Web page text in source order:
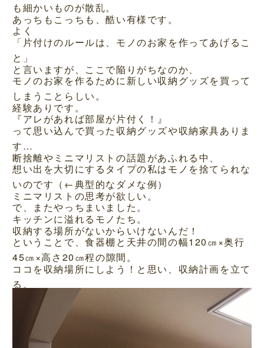
も細かいものが散乱。
あっちもこっちも、酷い有様です。
よく
「片付けのルールは、モノのお家を作ってあげるこ
と」
と言いますが、ここで陥りがちなのか、
モノのお家を作るために新しい収納グッズを買って
しまうことらしい。
経験ありです。
『アレがあれば部屋が片付く！』
って思い込んで買った収納グッズや収納家具ありま
す…
断捨離やミニマリストの話題があふれる中、
想い出を大切にするタイプの私はモノを捨てられな
いのです（←典型的なダメな例）
ミニマリストの思考が欲しい。
で、またやっちまいました。
キッチンに溢れるモノたち。
収納する場所がないからいけないんだ！
ということで、食器棚と天井の間の幅120㎝×奥行
45㎝×高さ20㎝程の隙間。
ココを収納場所にしよう！と思い、収納計画を立て
る。